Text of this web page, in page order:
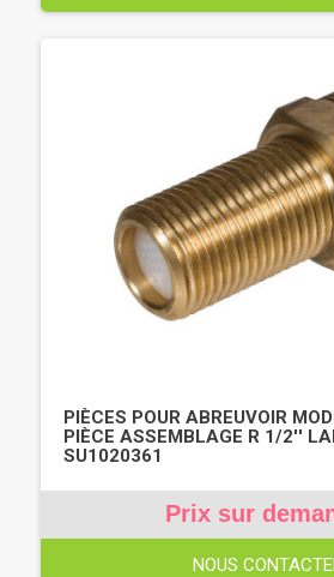
PIÈCES POUR ABREUVOIR
PIÈCE ASSEMBLAGE R 1/2''
SU1020361
Prix sur
NOUS